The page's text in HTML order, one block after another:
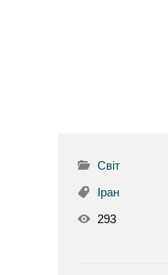
Світ
Іран
293